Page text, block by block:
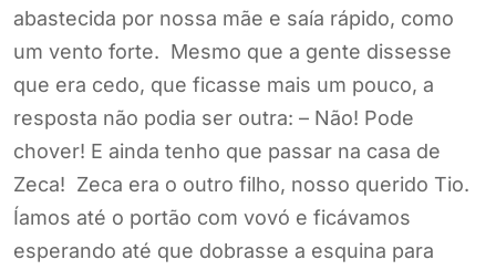
abastecida por nossa mãe e saía rápido, como
um vento forte. Mesmo que a gente dissesse
que era cedo, que ficasse mais um pouco, a
resposta não podia ser outra: – Não! Pode
chover! E ainda tenho que passar na casa de
Zeca! Zeca era o outro filho, nosso querido Tio.
Íamos até o portão com vovó e ficávamos
esperando até que dobrasse a esquina para